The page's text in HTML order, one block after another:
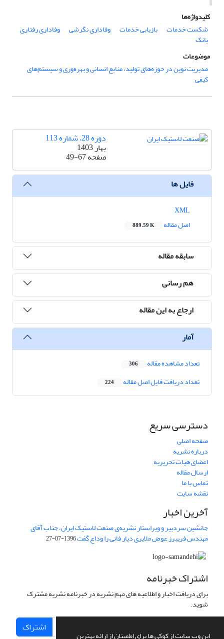
این وب سایت از کوکی ها برای اطمینان از ارائه بهترین
کلیدواژه‌ها
شکست خدمات
بازیابی خدمات وفاداری نگرشی وفاداری رفتاری
بانک
موضوعات
مدیریت نوین در حوزه‌های تولید، منابع انسانی و بهره‌وری و سیستم‌های
کیفی
دوره 28، شماره 113
بهار 1403
صفحه49-67
فایل ها
اصل مقاله
889.59 K
سابقه مقاله
هم رسانی
ارجاع به این مقاله
آمار
تعداد مشاهده مقاله 306
تعداد دریافت فایل اصل مقاله 224
دسترسی سریع
صفحه اصلی
درباره نشریه
اعضای هیات تحریریه
ارسال مقاله
تماس با ما
نقشه سایت
آخرین اخبار
جانشین سردبیر و ویراستار نشریه‌ی صنعت لاستیک ایران، جناب آقای
مهندس فریبرز عوض ملایری دیار فانی را وداع گفت1396-07-27
اشتراک خبرنامه
برای دریافت اخبار و اطلاعیه های مهم نشریه در خبرنامه نشریه مشترک
شوید.
اشتراک